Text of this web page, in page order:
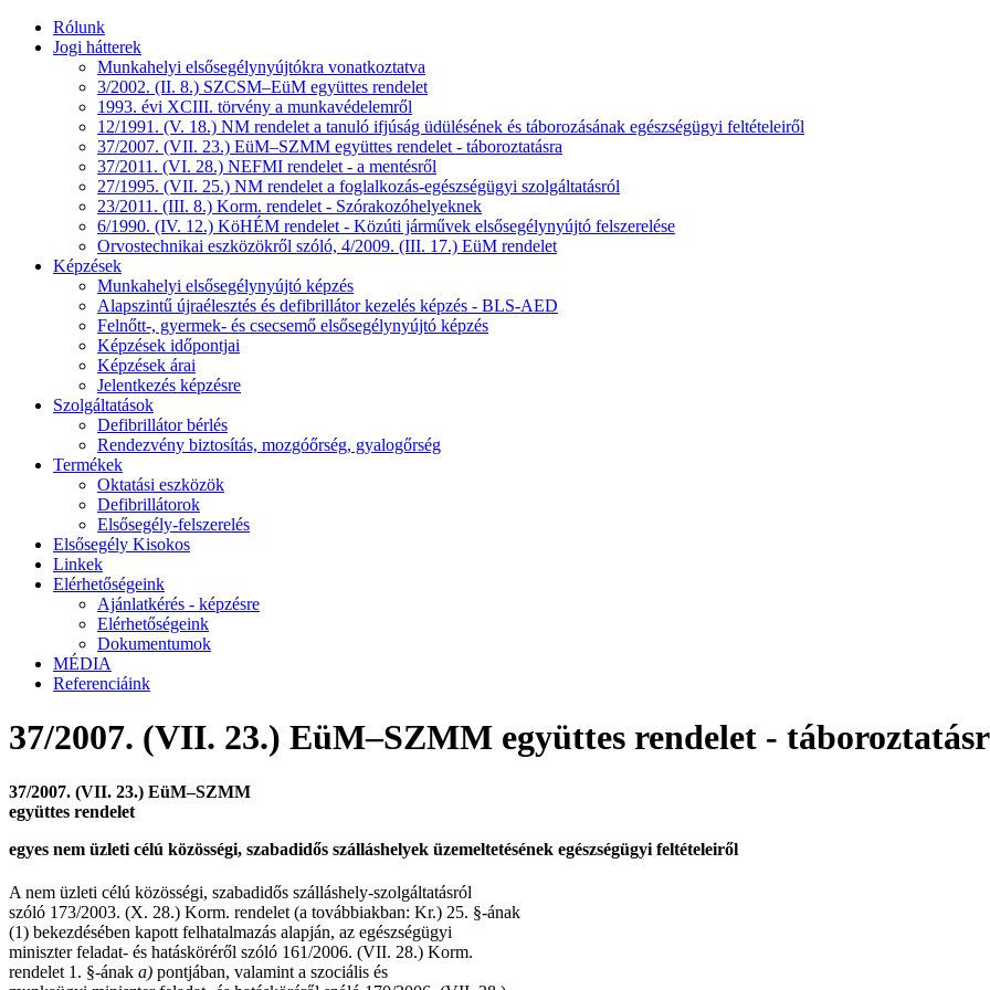
Rólunk
Jogi hátterek
Munkahelyi elsősegélynyújtókra vonatkoztatva
3/2002. (II. 8.) SZCSM–EüM együttes rendelet
1993. évi XCIII. törvény a munkavédelemről
12/1991. (V. 18.) NM rendelet a tanuló ifjúság üdülésének és táborozásának egészségügyi feltételeiről
37/2007. (VII. 23.) EüM–SZMM együttes rendelet - táboroztatásra
37/2011. (VI. 28.) NEFMI rendelet - a mentésről
27/1995. (VII. 25.) NM rendelet a foglalkozás-egészségügyi szolgáltatásról
23/2011. (III. 8.) Korm. rendelet - Szórakozóhelyeknek
6/1990. (IV. 12.) KöHÉM rendelet - Közúti járművek elsősegélynyújtó felszerelése
Orvostechnikai eszközökről szóló, 4/2009. (III. 17.) EüM rendelet
Képzések
Munkahelyi elsősegélynyújtó képzés
Alapszintű újraélesztés és defibrillátor kezelés képzés - BLS-AED
Felnőtt-, gyermek- és csecsemő elsősegélynyújtó képzés
Képzések időpontjai
Képzések árai
Jelentkezés képzésre
Szolgáltatások
Defibrillátor bérlés
Rendezvény biztosítás, mozgóőrség, gyalogőrség
Termékek
Oktatási eszközök
Defibrillátorok
Elsősegély-felszerelés
Elsősegély Kisokos
Linkek
Elérhetőségeink
Ajánlatkérés - képzésre
Elérhetőségeink
Dokumentumok
MÉDIA
Referenciáink
37/2007. (VII. 23.) EüM–SZMM együttes rendelet -
37/2007. (VII. 23.) EüM–SZMM
együttes rendelet
egyes nem üzleti célú közösségi, szabadidős szálláshelyek üzemeltetésének egészségügyi feltételeiről
A nem üzleti célú közösségi, szabadidős szálláshely-szolgáltatásról
szóló 173/2003. (X. 28.) Korm. rendelet (a továbbiakban: Kr.) 25. §-ának
(1) bekezdésében kapott felhatalmazás alapján, az egészségügyi
miniszter feladat- és hatásköréről szóló 161/2006. (VII. 28.) Korm.
rendelet 1. §-ának a) pontjában, valamint a szociális és